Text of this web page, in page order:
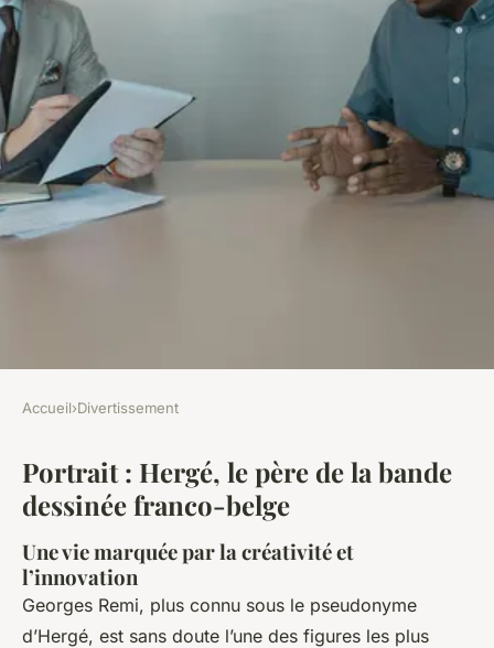
Portrait : Hergé, le père de la
bande dessinée franco-belge
Jeanne•11 novembre 2024•6 min de lecture
Accueil›Divertissement
Portrait : Hergé, le père de la bande
dessinée franco-belge
Une vie marquée par la créativité et
l’innovation
Georges Remi, plus connu sous le pseudonyme
d’Hergé, est sans doute l’une des figures les plus